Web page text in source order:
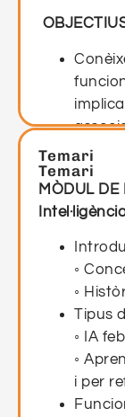
Temari
Temari
MÒDUL
◦
◦
Tipus
◦ IA
◦
i per